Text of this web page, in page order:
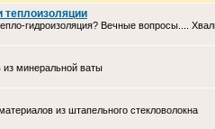
теплоизоляции
гидроизоляция? Вечные вопросы....
минеральной ваты
из штапельного стекловолокна